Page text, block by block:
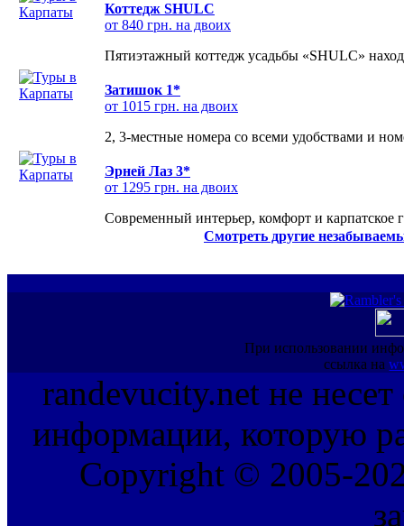
Коттедж SHULC
от 840 грн. на двоих
Пятиэтажный коттедж усадьбы «SHULC»
Затишок 1*
от 1015 грн. на двоих
2, 3-местные номера со всеми удобствами и
Эрней Лаз 3*
от 1295 грн. на двоих
Современный интерьер, комфорт и карпатское
Смотреть другие
При использовании
ссылка на
randevucity.net не несет
информации, которую
Copyright © 2005-